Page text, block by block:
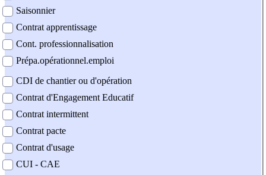
Saisonnier
Contrat apprentissage
Cont. professionnalisation
Prépa.opérationnel.emploi
CDI de chantier ou d'opération
Contrat d'Engagement Educatif
Contrat intermittent
Contrat pacte
Contrat d'usage
CUI - CAE